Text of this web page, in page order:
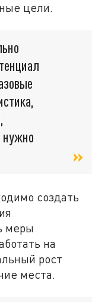
цели.
нужно
создать
меры
на
рост
места.